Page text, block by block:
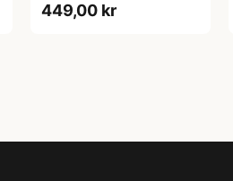
449,00 kr